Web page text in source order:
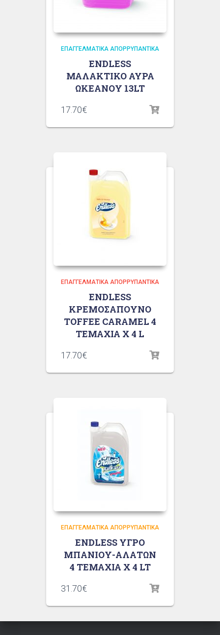
ΕΠΑΓΓΕΛΜΑΤΙΚΆ ΑΠΟΡΡΥΠΑΝΤΙΚΆ
ENDLESS
ΜΑΛAKTIKO ΑΥΡΑ
ΩΚΕΑΝΟΥ 13LT
17.70€
ΕΠΑΓΓΕΛΜΑΤΙΚΆ ΑΠΟΡΡΥΠΑΝΤΙΚΆ
ENDLESS
ΚΡΕΜΟΣΑΠΟΥΝΟ
TOFFEE CARAMEL 4
ΤΕΜΑΧΙΑ X 4 L
17.70€
ΕΠΑΓΓΕΛΜΑΤΙΚΆ ΑΠΟΡΡΥΠΑΝΤΙΚΆ
ENDLESS ΥΓΡΟ
ΜΠΑΝΙΟΥ-ΑΛΑΤΩΝ
4 ΤΕΜΑΧΙΑ X 4 LT
31.70€